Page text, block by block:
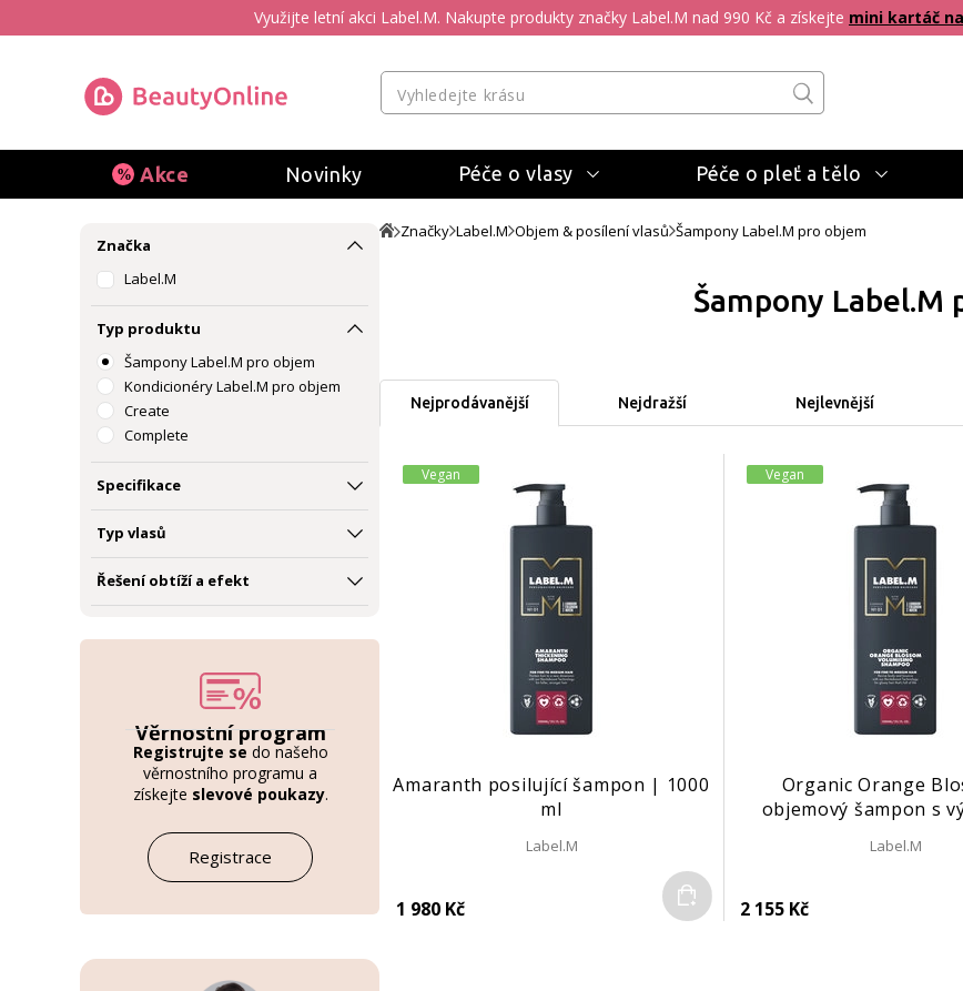
Využijte letní akci Label.M. Nakupte produkty značky Label.M nad 990 Kč a získejte mini kartáč
Akce Novinky Péče o vlasy Péče o pleť a tělo
Značka
Label.M
Typ produktu
Šampony Label.M pro objem
Kondicionéry Label.M pro objem
Create
Complete
Specifikace
Typ vlasů
Řešení obtíží a efekt
Věrnostní program
Registrujte se do našeho
věrnostního programu a
získejte slevové poukazy.
Registrace
Značky Label.M Objem & posílení vlasů Šampony Label.M pro objem
Šampony Label.M
Nejprodávanější Nejdražší Nejlevnější
Vegan
Amaranth posilující šampon | 1000
ml
Label.M
1 980 Kč
Do košíku
Vegan
Organic Orange
objemový šampon s
Label.M
2 155 Kč